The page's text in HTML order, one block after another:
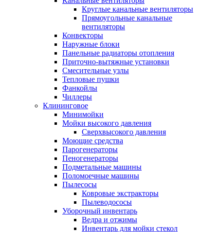
Круглые канальные вентиляторы
Прямоугольные канальные
вентиляторы
Конвекторы
Наружные блоки
Панельные радиаторы отопления
Приточно-вытяжные установки
Смесительные узлы
Тепловые пушки
Фанкойлы
Чиллеры
Клининговое
Минимойки
Мойки высокого давления
Сверхвысокого давления
Моющие средства
Парогенераторы
Пеногенераторы
Подметальные машины
Поломоечные машины
Пылесосы
Ковровые экстракторы
Пылеводососы
Уборочный инвентарь
Ведра и отжимы
Инвентарь для мойки стекол